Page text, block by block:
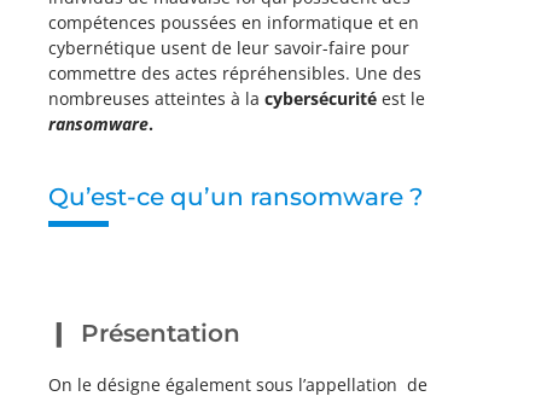
compétences poussées en informatique et en
cybernétique usent de leur savoir-faire pour
commettre des actes répréhensibles. Une des
nombreuses atteintes à la cybersécurité est le
ransomware.
Qu’est-ce qu’un ransomware ?
Présentation
On le désigne également sous l’appellation de